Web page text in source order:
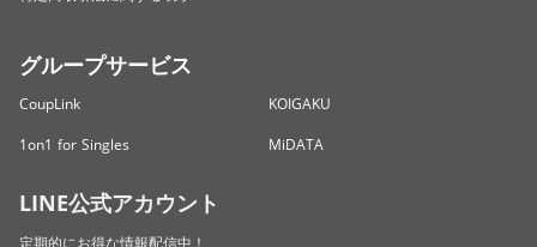
グループサービス
CoupLink
KOIGAKU
1on1 for Singles
MiDATA
LINE公式アカウント
定期的にお得な情報配信中！